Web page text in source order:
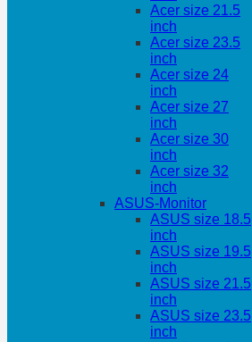
Acer size 21.5
inch
Acer size 23.5
inch
Acer size 24
inch
Acer size 27
inch
Acer size 30
inch
Acer size 32
inch
ASUS-Monitor
ASUS size 18.5
inch
ASUS size 19.5
inch
ASUS size 21.5
inch
ASUS size 23.5
inch